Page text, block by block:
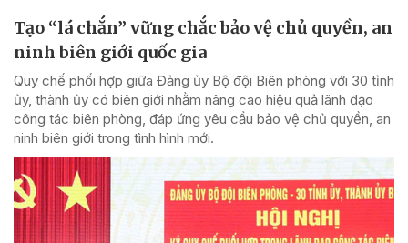
Tạo “lá chắn” vững chắc bảo vệ chủ quyền, an
ninh biên giới quốc gia
Quy chế phối hợp giữa Đảng ủy Bộ đội Biên phòng với 30 tỉnh
ủy, thành ủy có biên giới nhằm nâng cao hiệu quả lãnh đạo
công tác biên phòng, đáp ứng yêu cầu bảo vệ chủ quyền, an
ninh biên giới trong tình hình mới.